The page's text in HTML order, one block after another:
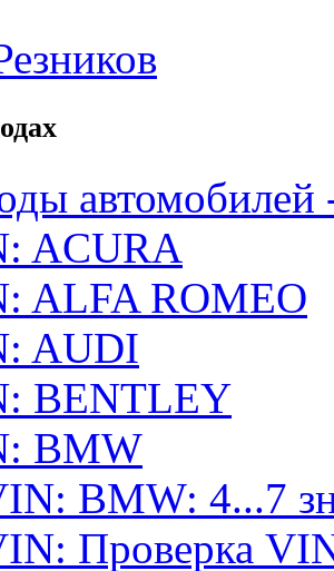
автомобилей
ACURA
ALFA ROMEO
AUDI
BENTLEY
BMW
BMW: 4...7
Проверка